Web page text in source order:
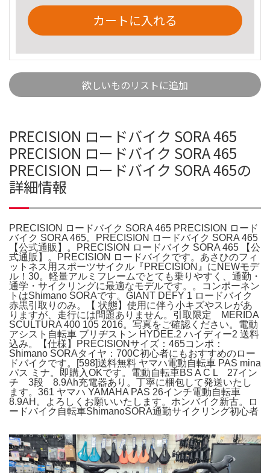
カートに入れる
欲しいものリストに追加
PRECISION ロードバイク SORA 465
PRECISION ロードバイク SORA 465
PRECISION ロードバイク SORA 465の
詳細情報
PRECISION ロードバイク SORA 465 PRECISION ロード
バイク SORA 465。PRECISION ロードバイク SORA 465
【公式通販】。PRECISION ロードバイク SORA 465 【公
式通販】。PRECISION ロードバイクです。あさひのフィ
ットネス用スポーツサイクル『PRECISION』にNEWモデ
ル！30。軽量アルミフレームでとても乗りやすく、通勤・
通学・サイクリングに最適なモデルです。。コンポーネン
トはShimano SORAです。GIANT DEFY 1 ロードバイク
赤黒引取りのみ。【 状態】使用に伴う小キズやスレがあ
りますが、走行には問題ありません。引取限定 MERIDA
SCULTURA 400 105 2016。写真をご確認ください。電動
アシスト自転車 ブリヂストン HYDEE.2 ハイディー2 送料
込み。【仕様】PRECISIONサイズ：465コンポ：
Shimano SORAタイヤ：700C初心者にもおすすめのロー
ドバイクです。[598]送料無料 ヤマハ電動自転車 PAS mina
パス ミナ。即購入OKです。電動自転車BS A C L 27イン
チ 3段 8.9Ah充電器あり。丁寧に梱包して発送いたし
ます。361 ヤマハ YAMAHA PAS 26インチ電動自転車
8.9AH。よろしくお願いいたします。ホンバイク新古。ロ
ードバイク自転車ShimanoSORA通勤サイクリング初心者